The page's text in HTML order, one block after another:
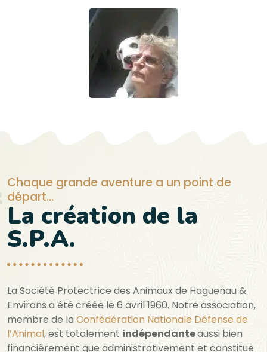
Chaque grande aventure a un point de
départ…
La création de la
S.P.A.
La Société Protectrice des Animaux de Haguenau &
Environs a été créée le 6 avril 1960. Notre association,
membre de la Confédération Nationale Défense de
l’Animal, est totalement indépendanteaussi bien
financièrement que administrativement et constitue